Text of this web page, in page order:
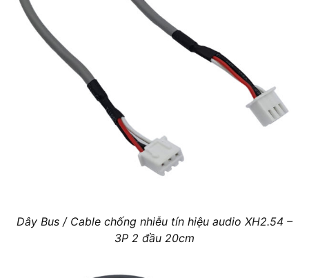
Dây Bus / Cable chống nhiễu tín hiệu audio XH2.54 –
3P 2 đầu 20cm